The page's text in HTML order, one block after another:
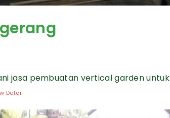
jasa pembuatan vertical garden untuk
Detail